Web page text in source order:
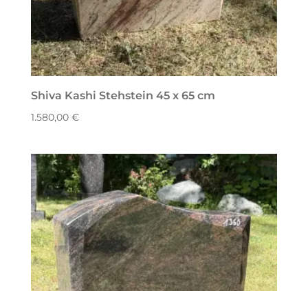
Shiva Kashi Stehstein 45 x 65 cm
1.580,00 €